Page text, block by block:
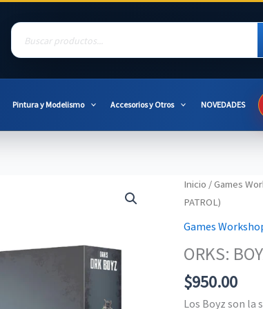
Products
search
Pintura y Modelismo Accesorios y Otros NOVEDADES
Inicio /Games
PATROL)
Games
ORKS:
$950.00
Los Boyz son la